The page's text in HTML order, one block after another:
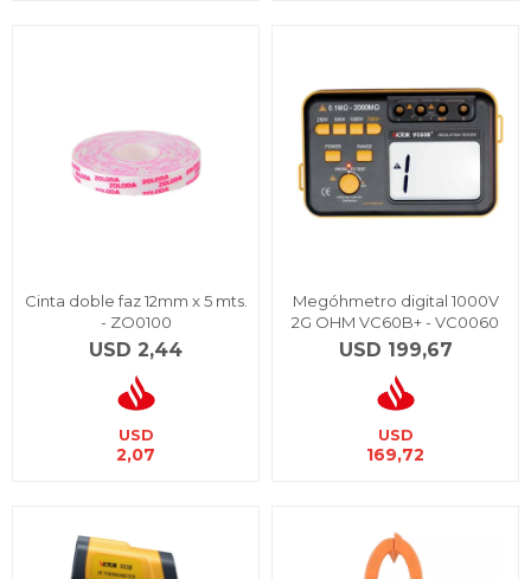
Cinta doble faz 12mm x 5 mts.
- ZO0100
USD 2,44
USD
2,07
Megóhmetro digital 1000V
2G OHM VC60B+ - VC0060
USD 199,67
USD
169,72